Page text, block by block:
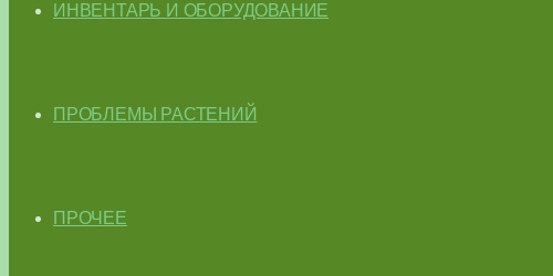
ИНВЕНТАРЬ И ОБОРУДОВАНИЕ
ПРОБЛЕМЫ РАСТЕНИЙ
ПРОЧЕЕ